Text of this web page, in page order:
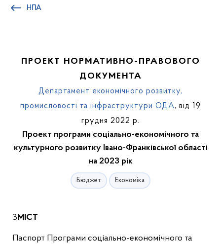
НПА
ПРОЕКТ НОРМАТИВНО-ПРАВОВОГО
ДОКУМЕНТА
Департамент економічного розвитку,
промисловості та інфраструктури ОДА, від 19
грудня 2022 р.
Проект програми соціально-економічного та
культурного розвитку Івано-Франківської області
на 2023 рік
Бюджет Економіка
ЗМІСТ
Паспорт Програми соціально-економічного та